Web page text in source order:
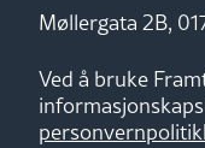
Møllergata 2B,
Ved å bruke